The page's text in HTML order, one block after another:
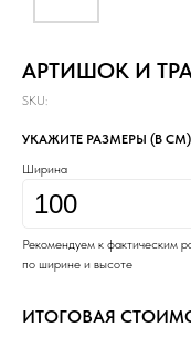
АРТИШОК И
SKU:
УКАЖИТЕ РАЗМЕРЫ (В
Ширина
Рекомендуем к фактическим
по ширине и высоте
ИТОГОВАЯ